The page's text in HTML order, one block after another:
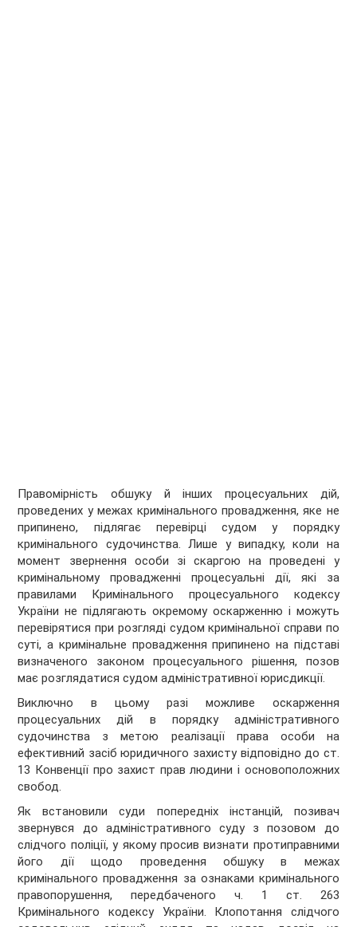
Правомірність обшуку й інших процесуальних дій,
проведених у межах кримінального провадження, яке не
припинено, підлягає перевірці судом у порядку
кримінального судочинства. Лише у випадку, коли на
момент звернення особи зі скаргою на проведені у
кримінальному провадженні процесуальні дії, які за
правилами Кримінального процесуального кодексу
України не підлягають окремому оскарженню і можуть
перевірятися при розгляді судом кримінальної справи по
суті, а кримінальне провадження припинено на підставі
визначеного законом процесуального рішення, позов
має розглядатися судом адміністративної юрисдикції.
Виключно в цьому разі можливе оскарження
процесуальних дій в порядку адміністративного
судочинства з метою реалізації права особи на
ефективний засіб юридичного захисту відповідно до ст.
13 Конвенції про захист прав людини і основоположних
свобод.
Як встановили суди попередніх інстанцій, позивач
звернувся до адміністративного суду з позовом до
слідчого поліції, у якому просив визнати протиправними
його дії щодо проведення обшуку в межах
кримінального провадження за ознаками кримінального
правопорушення, передбаченого ч. 1 ст. 263
Кримінального кодексу України. Клопотання слідчого